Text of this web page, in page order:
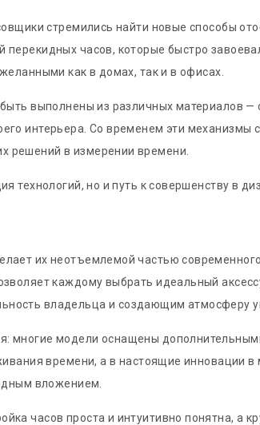
стремились найти новые способы
часов, которые быстро
как в домах, так и в офисах.
выполнены из различных материалов
интерьера. Со временем эти механизмы
решений в измерении времени.
технологий, но и путь к совершенству в
их неотъемлемой частью
каждому выбрать идеальный
владельца и создающим атмосферу
многие модели оснащены
времени, а в настоящие
вложением.
часов проста и интуитивно понятна, а